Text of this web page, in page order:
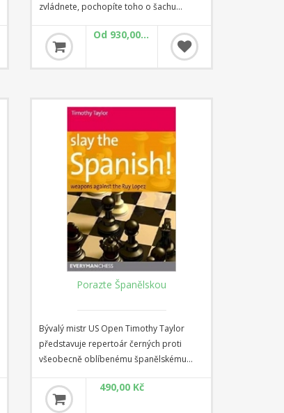
zvládnete, pochopíte toho o šachu
hodně. Jedním z nejoblíbenějších
systémů španělského zahájení je
Breyerova varianta, v níž černý ustupuje
svým již vyvinutým jezdcem z c6 na b8,
Od 930,00 Kč
Porazte Španělskou
Bývalý mistr US Open Timothy Taylor
představuje repertoár černých proti
všeobecně oblíbenému španělskému
repertoáru černého je moderní
Steinitzova obrana, která si oprávněně
490,00 Kč